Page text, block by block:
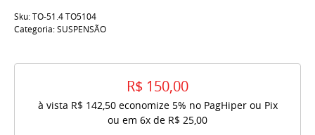
Sku:TO-51.4 TO5104
Categoria:SUSPENSÃO
R$ 150,00
à vista R$ 142,50economize 5% no PagHiper ou Pix
ou em 6x de R$ 25,00